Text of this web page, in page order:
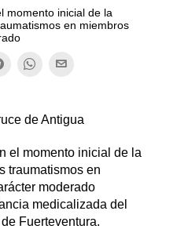
momento inicial de la
en miembros
de Antigua
el momento inicial de la
traumatismos en
moderado
medicalizada del
Fuerteventura.